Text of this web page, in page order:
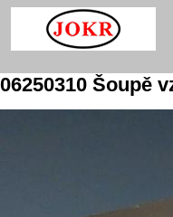
06250310 Šoupě